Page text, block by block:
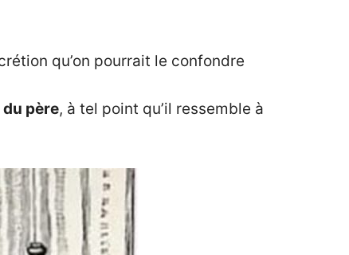
qu’on pourrait le confondre
père, à tel point qu’il ressemble à